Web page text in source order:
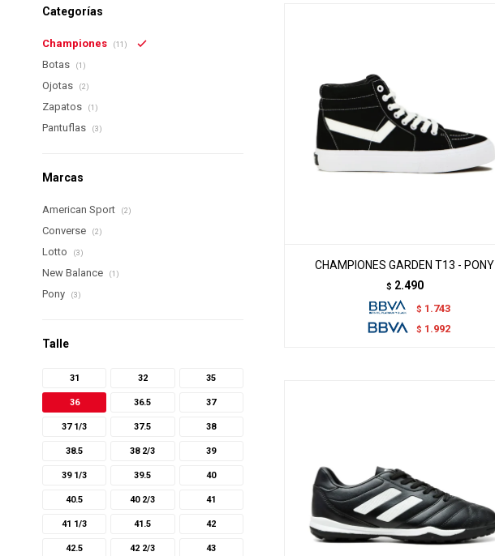
CHAMPIONES GARDEN T13 - PONY
$ 2.490
$ 1.743
$ 1.992
Categorías
Championes (11)
Botas (1)
Ojotas (2)
Zapatos (1)
Pantuflas (3)
Marcas
American Sport (2)
Converse (2)
Lotto (3)
New Balance (1)
Pony (3)
Talle
31 32 35
36 36.5 37
37 1/3 37.5 38
38.5 38 2/3 39
39 1/3 39.5 40
40.5 40 2/3 41
41 1/3 41.5 42
42.5 42 2/3 43